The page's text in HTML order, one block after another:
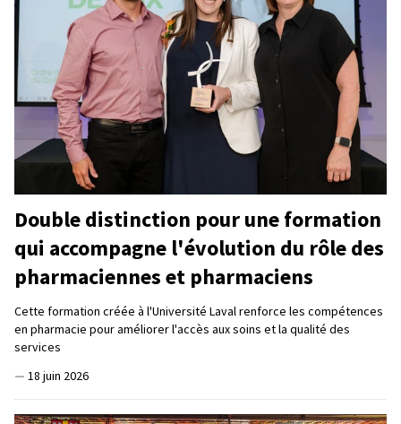
Double distinction pour une formation
qui accompagne l'évolution du rôle des
pharmaciennes et pharmaciens
Cette formation créée à l'Université Laval renforce les compétences
en pharmacie pour améliorer l'accès aux soins et la qualité des
services
— 18 juin 2026